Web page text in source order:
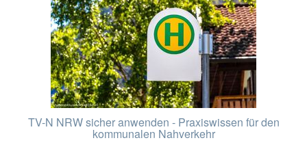
TV-N NRW sicher anwenden - Praxiswissen für den
kommunalen Nahverkehr